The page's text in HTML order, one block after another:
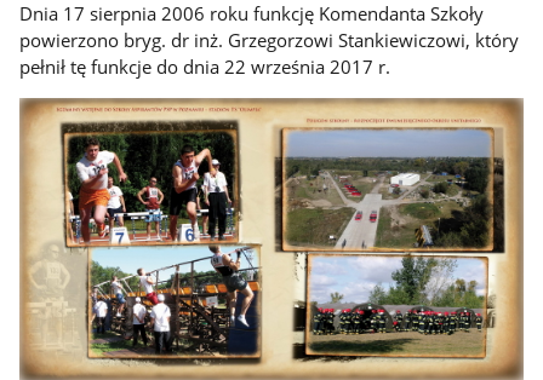
Dnia 17 sierpnia 2006 roku funkcję Komendanta Szkoły
powierzono bryg. dr inż. Grzegorzowi Stankiewiczowi, który
pełnił tę funkcje do dnia 22 września 2017 r.